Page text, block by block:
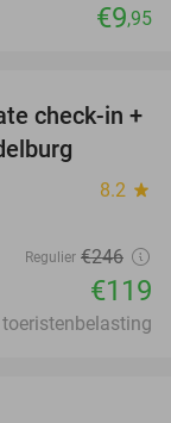
€9,95
52%
check-in +
8.2 star
Regulier €246
€119